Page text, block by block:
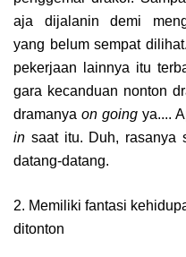
aja dijalanin demi
yang belum sempat
pekerjaan lainnya itu
gara kecanduan nonton
dramanya on goingya....
in saat itu. Duh, rasanya
datang-datang.
2. Memiliki fantasi
ditonton